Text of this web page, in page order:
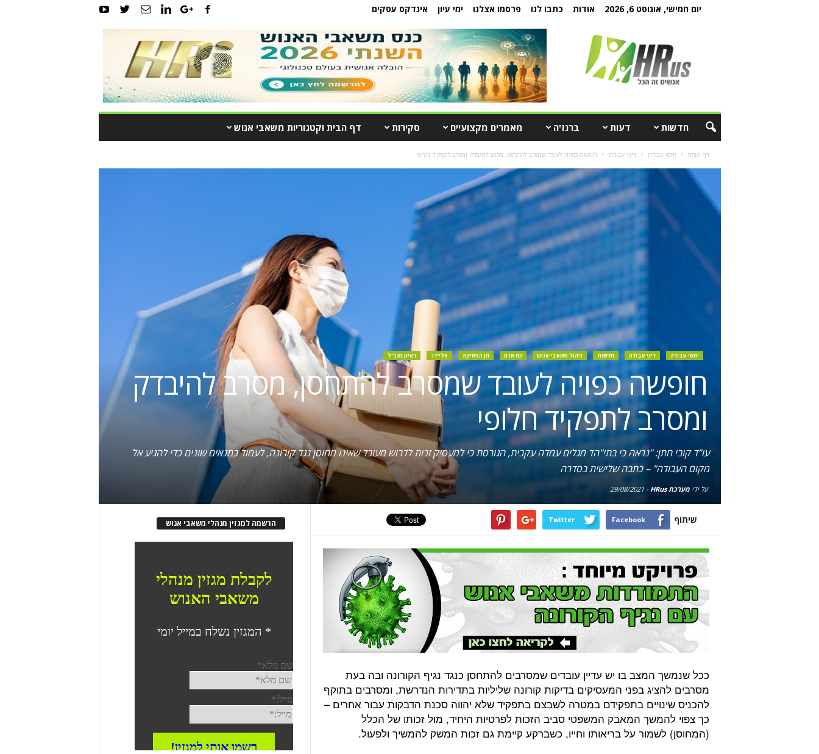
יום חמישי, אוגוסט 6, 2026 אודות כתבו לנו פרסמו אצלנו ימי עיון אינדקס עסקים
חדשות דעות ברנז'ה מאמרים מקצועיים סקירות דף הבית וקטגוריות משאבי אנוש
דף הבית יחסי עבודה דיני עבודה חופשה כפויה לעובד שמסרב להתחסן, מסרב להיבדק ומסרב לתפקיד חלופי
יחסי עבודה דיני עבודה חדשות ניהול משאבי אנוש כח אדם מן הפסיקה סליידר ראיון מנכ"ל
חופשה כפויה לעובד שמסרב להתחסן, מסרב להיבדק
ומסרב לתפקיד חלופי
עו"ד קובי חתן: "נראה כי בתי"הד מגלים עמדה עקבית, הגורסת כי למעסיק זכות לדרוש מעובד שאינו מחוסן נגד קורונה, לעמוד בתנאים שונים כדי להגיע אל
מקום העבודה" – כתבה שלישית בסדרה
על ידימערכת HRus -
29/08/2021
שיתוף Facebook
Twitter
ככל שנמשך המצב בו יש עדיין עובדים שמסרבים להתחסן כנגד נגיף הקורונה ובה בעת
מסרבים להציג בפני המעסיקים בדיקות קורונה שליליות בתדירות הנדרשת, ומסרבים בתוקף
להכניס שינויים בתפקידם במטרה לשבצם בתפקיד שלא יהווה סכנת הדבקות עבור אחרים –
כך צפוי להמשך המאבק המשפטי סביב הזכות לפרטיות היחיד, מול זכותו של הכלל
(המחוסן) לשמור על בריאותו וחייו, כשברקע קיימת גם זכות המשק להמשיך ולפעול.
הרשמה למגזין מנהלי משאבי אנוש